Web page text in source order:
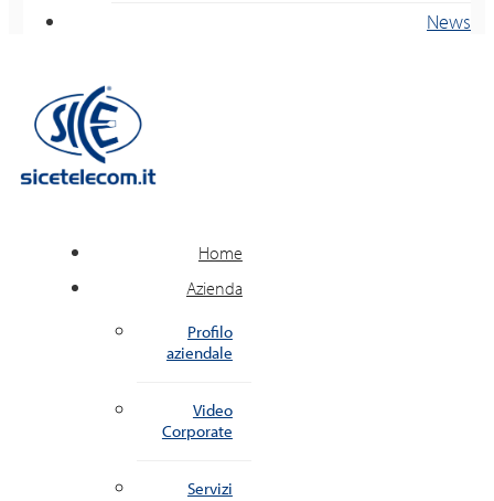
News
Home
Azienda
Profilo
aziendale
Video
Corporate
Servizi